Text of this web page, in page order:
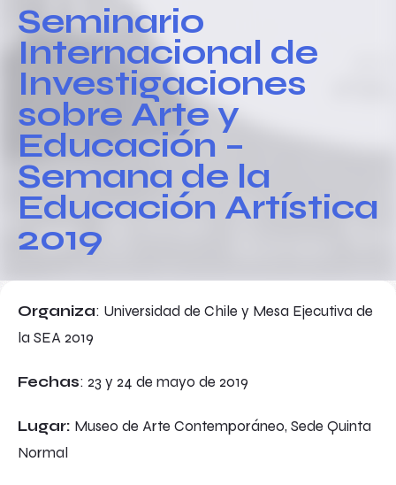
Seminario
Internacional de
Investigaciones
sobre Arte y
Educación –
Semana de la
Educación Artística
2019
Organiza: Universidad de Chile y Mesa Ejecutiva de
la SEA 2019
Fechas: 23 y 24 de mayo de 2019
Lugar: Museo de Arte Contemporáneo, Sede Quinta
Normal